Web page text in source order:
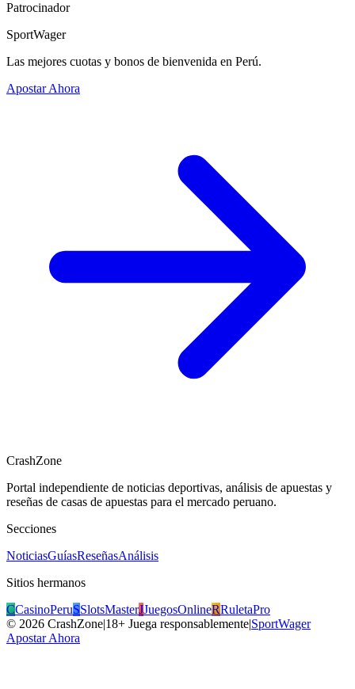
Patrocinador
SportWager
Las mejores cuotas y bonos de bienvenida en Perú.
Apostar Ahora
CrashZone
Portal independiente de noticias deportivas, análisis de apuestas y
reseñas de casas de apuestas para el mercado peruano.
Secciones
NoticiasGuíasReseñasAnálisis
Sitios hermanos
CCasinoPeruSSlotsMasterJJuegosOnlineRRuletaPro
© 2026 CrashZone|18+ Juega responsablemente|SportWager
Apostar Ahora